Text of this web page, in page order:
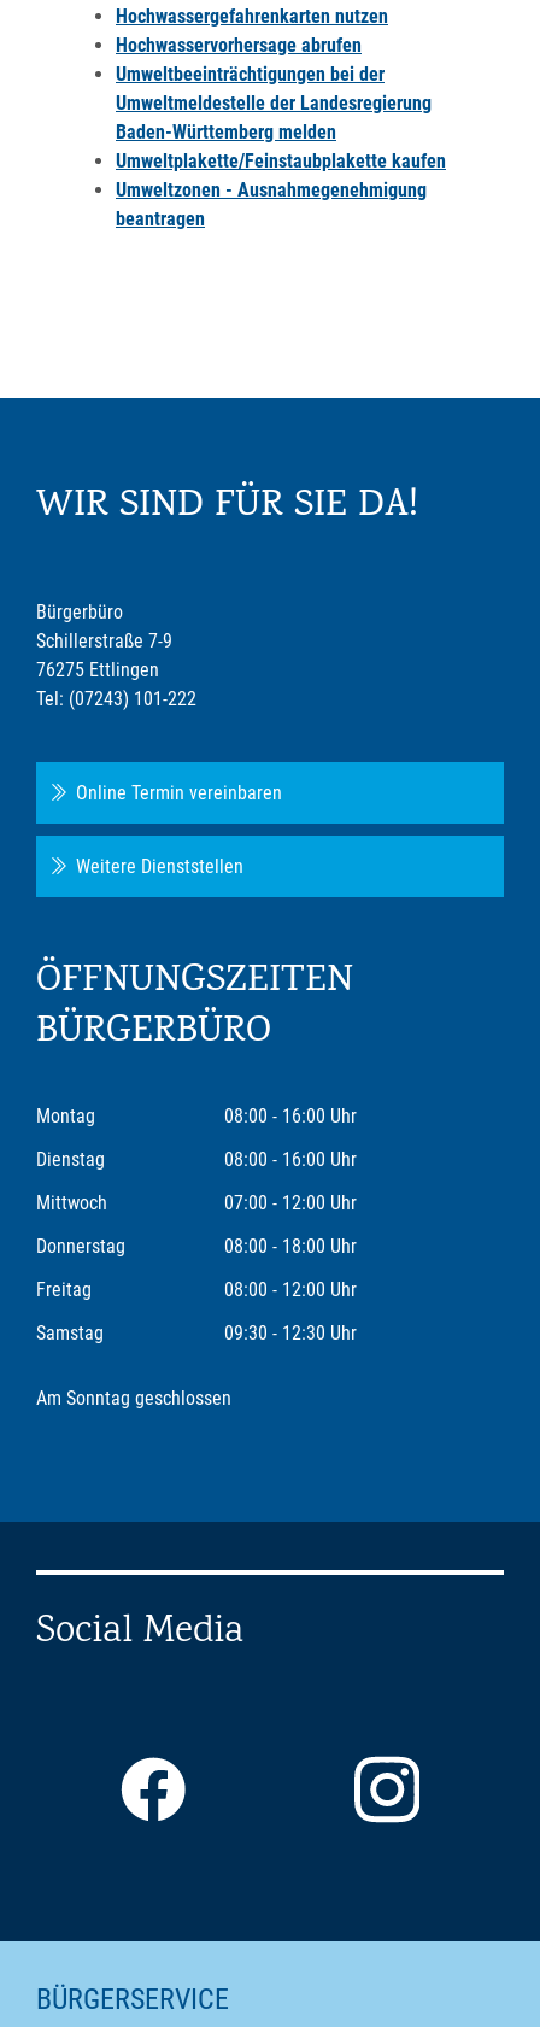
Hochwassergefahrenkarten nutzen
Hochwasservorhersage abrufen
Umweltbeeinträchtigungen bei der
Umweltmeldestelle der Landesregierung
Baden-Württemberg melden
Umweltplakette/Feinstaubplakette kaufen
Umweltzonen - Ausnahmegenehmigung
beantragen
WIR SIND FÜR SIE DA!
Bürgerbüro
Schillerstraße 7-9
76275 Ettlingen
Tel: (07243) 101-222
Online Termin vereinbaren
Weitere Dienststellen
ÖFFNUNGSZEITEN
BÜRGERBÜRO
Montag
08:00 - 16:00 Uhr
Dienstag
08:00 - 16:00 Uhr
Mittwoch
07:00 - 12:00 Uhr
Donnerstag
08:00 - 18:00 Uhr
Freitag
08:00 - 12:00 Uhr
Samstag
09:30 - 12:30 Uhr
Am Sonntag geschlossen
Social Media
SEITENINHALTE
BÜRGERSERVICE